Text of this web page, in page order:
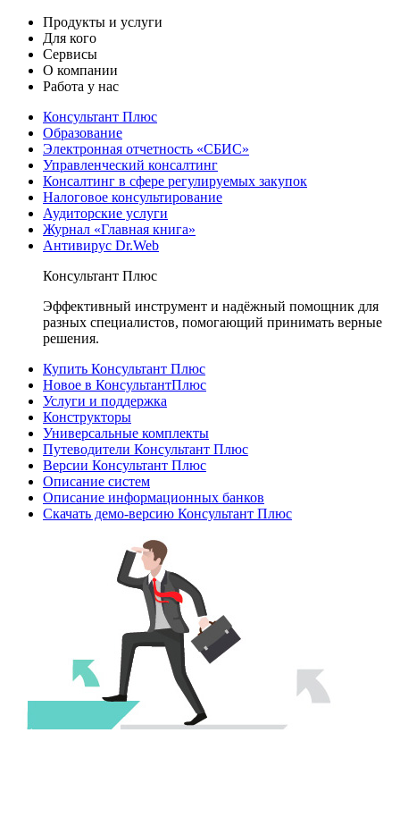
Продукты и услуги
Для кого
Сервисы
О компании
Работа у нас
Консультант Плюс
Образование
Электронная отчетность «СБИС»
Управленческий консалтинг
Консалтинг в сфере регулируемых закупок
Налоговое консультирование
Аудиторские услуги
Журнал «Главная книга»
Антивирус Dr.Web
Консультант Плюс
Эффективный инструмент и надёжный помощник для
разных специалистов, помогающий принимать верные
решения.
Купить Консультант Плюс
Новое в КонсультантПлюс
Услуги и поддержка
Конструкторы
Универсальные комплекты
Путеводители Консультант Плюс
Версии Консультант Плюс
Описание систем
Описание информационных банков
Скачать демо-версию Консультант Плюс